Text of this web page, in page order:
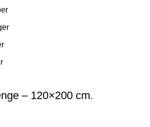
– 120×200 cm.